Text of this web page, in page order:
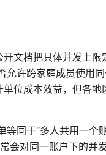
文档把具体并发上限
许跨家庭成员使用
位成本效益，但各地
同于“多人共用一个账
会对同一账户下的并